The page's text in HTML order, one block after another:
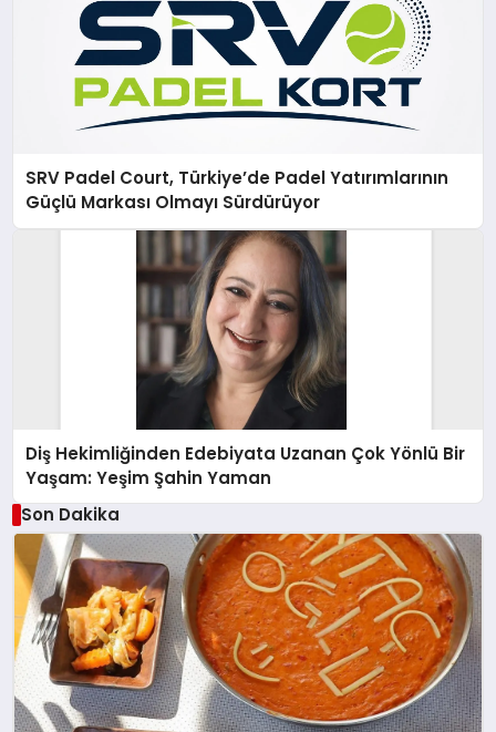
SRV Padel Court, Türkiye’de Padel Yatırımlarının
Güçlü Markası Olmayı Sürdürüyor
Diş Hekimliğinden Edebiyata Uzanan Çok Yönlü Bir
Yaşam: Yeşim Şahin Yaman
Son Dakika